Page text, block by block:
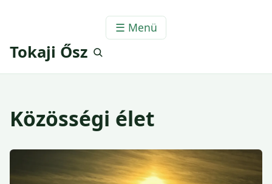
☰ Menü
Tokaji Ősz
Közösségi élet